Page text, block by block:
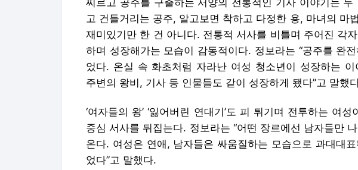
찌르고 공주를 구출하는 서양의 전통적인 기사 이야기는
고 건들거리는 공주, 알고보면 착하고 다정한 용, 마녀의 마
재미있기만 한 건 아니다. 전통적 서사를 비틀며 주어진 각
하며 성장해가는 모습이 감동적이다. 정보라는 “공주를 완
었다. 온실 속 화초처럼 자라난 여성 청소년이 성장하는
주변의 왕비, 기사 등 인물들도 같이 성장하게 됐다”고 말했
‘여자들의 왕’ ‘잃어버린 연대기’도 피 튀기며 전투하는 여
중심 서사를 뒤집는다. 정보라는 “어떤 장르에선 남자들만
온다. 여성은 연애, 남자들은 싸움질하는 모습으로 과대대
었다”고 말했다.